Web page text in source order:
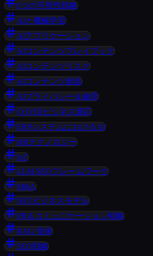
6つの可視性戦略
AIと機械学習
AIアプリケーション
AIコンテンツプレイブック
AIコンテンツリスク
AIコンテンツ創造
AIプライバシー＆倫理
COVIDビジネス適応
ERPシステムにおけるAI
HRテクノロジー
IoT
LLM SEOフレームワーク
M&A
NFTビジネスモデル
PR＆コミュニケーション戦略
RAG 技術
SEO戦略